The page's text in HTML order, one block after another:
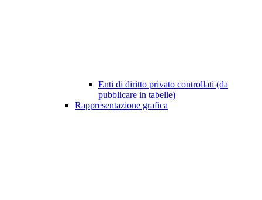
Enti di diritto privato controllati (da
pubblicare in tabelle)
Rappresentazione grafica